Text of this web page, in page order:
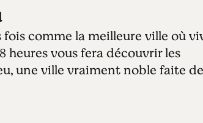
25.04.2022 •
Viseu a été
Ce circuit de
ville
comme la meilleure ville où
heures vous fera découvrir les
une ville vraiment noble faite de